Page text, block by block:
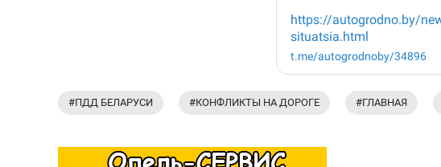
#ПДД БЕЛАРУСИ #КОНФЛИКТЫ НА ДОРОГЕ #ГЛАВНАЯ